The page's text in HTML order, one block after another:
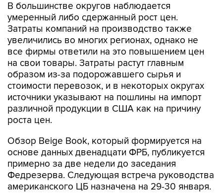
В большинстве округов наблюдается
умеренный либо сдержанный рост цен.
Затраты компаний на производство также
увеличились во многих регионах, однако не
все фирмы ответили на это повышением цен
на свои товары. Затраты растут главным
образом из-за подорожавшего сырья и
стоимости перевозок, и в некоторых округах
источники указывают на пошлины на импорт
различной продукции в США как на причину
роста цен.
Обзор Beige Book, который формируется на
основе данных двенадцати ФРБ, публикуется
примерно за две недели до заседания
Федрезерва. Следующая встреча руководства
американского ЦБ назначена на 29-30 января.